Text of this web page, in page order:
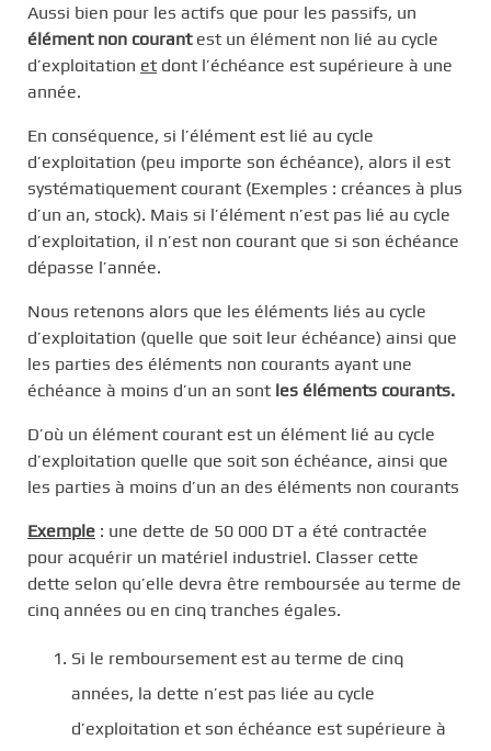
Aussi bien pour les actifs que pour les passifs, un
élément non courantest un élément non lié au cycle
d’exploitation et dont l’échéance est supérieure à une
année.
En conséquence, si l’élément est lié au cycle
d’exploitation (peu importe son échéance), alors il est
systématiquement courant (Exemples : créances à plus
d’un an, stock). Mais si l’élément n’est pas lié au cycle
d’exploitation, il n’est non courant que si son échéance
dépasse l’année.
Nous retenons alors que les éléments liés au cycle
d’exploitation (quelle que soit leur échéance) ainsi que
les parties des éléments non courants ayant une
échéance à moins d’un an sont les éléments courants.
D’où un élément courant est un élément lié au cycle
d’exploitation quelle que soit son échéance, ainsi que
les parties à moins d’un an des éléments non courants
Exemple : une dette de 50 000 DT a été contractée
pour acquérir un matériel industriel. Classer cette
dette selon qu’elle devra être remboursée au terme de
cinq années ou en cinq tranches égales.
Si le remboursement est au terme de cinq
années, la dette n’est pas liée au cycle
d’exploitation et son échéance est supérieure à